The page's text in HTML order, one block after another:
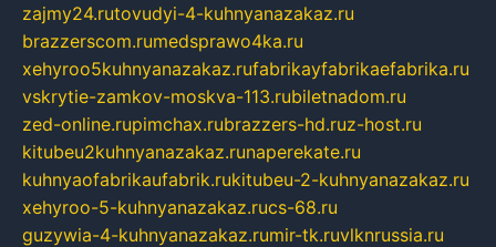
zajmy24.rutovudyi-4-kuhnyanazakaz.ru
brazzerscom.rumedsprawo4ka.ru
xehyroo5kuhnyanazakaz.rufabrikayfabrikaefabrika.ru
vskrytie-zamkov-moskva-113.rubiletnadom.ru
zed-online.rupimchax.rubrazzers-hd.ruz-host.ru
kitubeu2kuhnyanazakaz.runaperekate.ru
kuhnyaofabrikaufabrik.rukitubeu-2-kuhnyanazakaz.ru
xehyroo-5-kuhnyanazakaz.rucs-68.ru
guzywia-4-kuhnyanazakaz.rumir-tk.ruvlknrussia.ru